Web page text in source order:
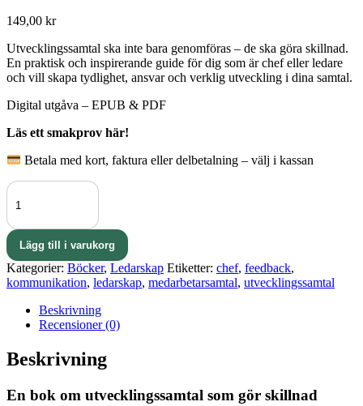
149,00 kr
Utvecklingssamtal ska inte bara genomföras – de ska göra skillnad.
En praktisk och inspirerande guide för dig som är chef eller ledare
och vill skapa tydlighet, ansvar och verklig utveckling i dina samtal.
Digital utgåva – EPUB & PDF
Läs ett smakprov här!
Betala med kort, faktura eller delbetalning – välj i kassan
Samtal
som
-
utvecklingssamtal
som
gör
skillnad
mängd
Lägg till i varukorg
Kategorier: Böcker, Ledarskap Etiketter: chef, feedback,
kommunikation, ledarskap, medarbetarsamtal, utvecklingssamtal
Beskrivning
Recensioner (0)
Beskrivning
En bok om utvecklingssamtal som gör skillnad